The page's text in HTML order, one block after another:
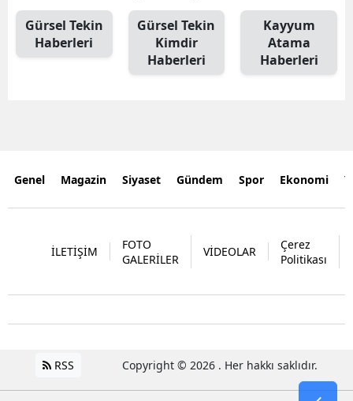
Gürsel Tekin
Haberleri
Gürsel Tekin
Kimdir
Haberleri
Kayyum
Atama
Haberleri
Genel Magazin Siyaset Gündem Spor Ekonomi
İLETİŞİM
FOTO
GALERİLER
VİDEOLAR
Çerez
Politikası
RSS Copyright © 2026 . Her hakkı saklıdır.